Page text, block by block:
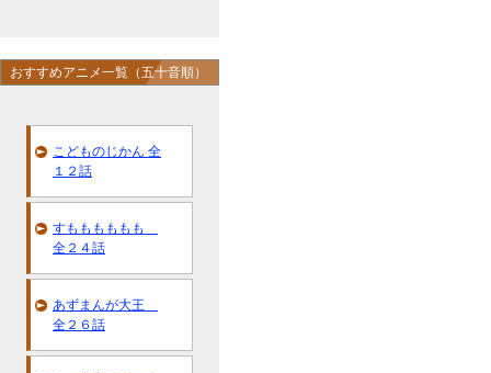
おすすめアニメ一覧（五十音順）
こどものじかん 全
１２話
すもももももも
全２４話
あずまんが大王
全２６話